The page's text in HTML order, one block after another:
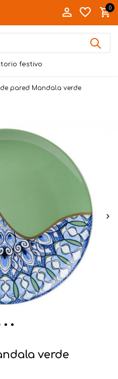
0
festivo
pared Mandala verde
verde